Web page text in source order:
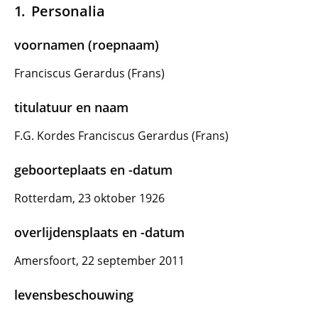
Personalia
voornamen (roepnaam)
Franciscus Gerardus (Frans)
titulatuur en naam
F.G. Kordes Franciscus Gerardus (Frans)
geboorteplaats en -datum
Rotterdam, 23 oktober 1926
overlijdensplaats en -datum
Amersfoort, 22 september 2011
levensbeschouwing